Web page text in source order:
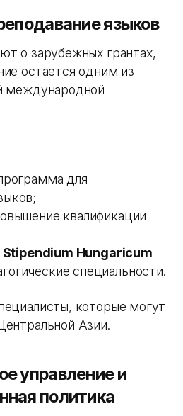
языков
о зарубежных грантах,
остается одним из
международной
для
квалификации
Stipendium Hungaricum
специальности.
которые могут
Азии.
управление и
политика